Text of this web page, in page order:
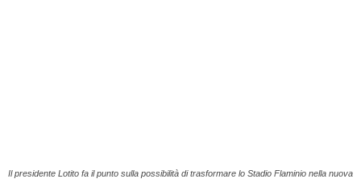
Il presidente Lotito fa il punto sulla possibilità di trasformare lo Stadio Flaminio nella nuova